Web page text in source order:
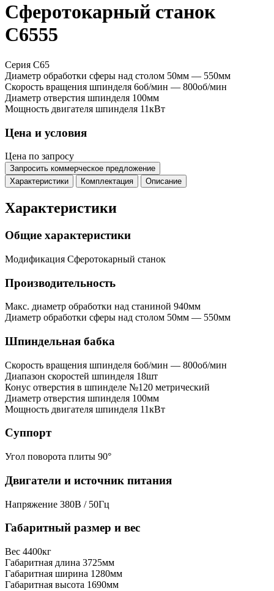
Сферотокарный станок
C6555
Серия C65
Диаметр обработки сферы над столом 50мм — 550мм
Скорость вращения шпинделя 6об/мин — 800об/мин
Диаметр отверстия шпинделя 100мм
Мощность двигателя шпинделя 11кВт
Цена и условия
Цена по запросу
Запросить коммерческое предложение
Характеристики
Комплектация Описание
Характеристики
Общие характеристики
Модификация Сферотокарный станок
Производительность
Макс. диаметр обработки над станиной 940мм
Диаметр обработки сферы над столом 50мм — 550мм
Шпиндельная бабка
Скорость вращения шпинделя 6об/мин — 800об/мин
Диапазон скоростей шпинделя 18шт
Конус отверстия в шпинделе №120 метрический
Диаметр отверстия шпинделя 100мм
Мощность двигателя шпинделя 11кВт
Суппорт
Угол поворота плиты 90°
Двигатели и источник питания
Напряжение 380В / 50Гц
Габаритный размер и вес
Вес 4400кг
Габаритная длина 3725мм
Габаритная ширина 1280мм
Габаритная высота 1690мм